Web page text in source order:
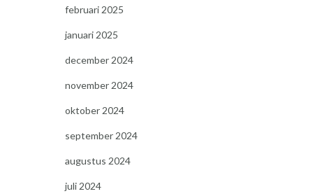
februari 2025
januari 2025
december 2024
november 2024
oktober 2024
september 2024
augustus 2024
juli 2024